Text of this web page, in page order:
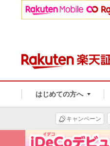
はじめての方へ
キャンペーン